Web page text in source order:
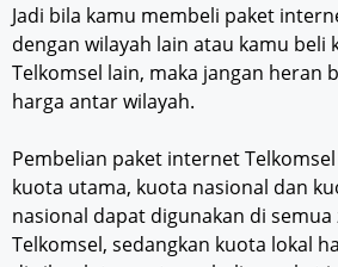
Jadi bila kamu membeli paket
dengan wilayah lain atau kamu beli
Telkomsel lain, maka jangan heran
harga antar wilayah.
Pembelian paket internet
kuota utama, kuota nasional dan
nasional dapat digunakan di semua
Telkomsel, sedangkan kuota lokal